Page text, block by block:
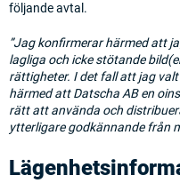
följande avtal.
”Jag konfirmerar härmed att
lagliga och icke stötande
rättigheter. I det fall att jag
härmed att Datscha AB en
rätt att använda och
ytterligare godkännande från